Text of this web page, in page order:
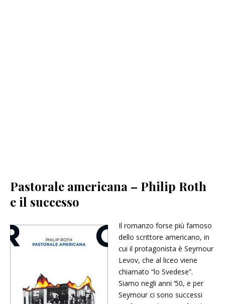
Pastorale americana – Philip Roth
e il successo
Il romanzo forse più famoso
dello scrittore americano, in
cui il protagonista è Seymour
Levov, che al liceo viene
chiamato “lo Svedese”.
Siamo negli anni ’50, e per
Seymour ci sono successi